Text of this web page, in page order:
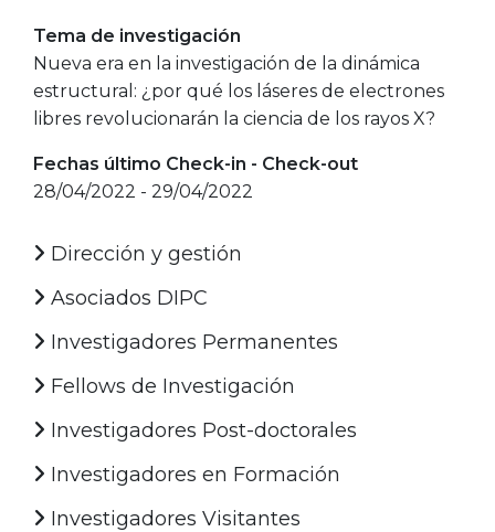
Tema de investigación
Nueva era en la investigación de la dinámica
estructural: ¿por qué los láseres de electrones
libres revolucionarán la ciencia de los rayos X?
Fechas último Check-in - Check-out
28/04/2022 - 29/04/2022
Dirección y gestión
Asociados DIPC
Investigadores Permanentes
Fellows de Investigación
Investigadores Post-doctorales
Investigadores en Formación
Investigadores Visitantes